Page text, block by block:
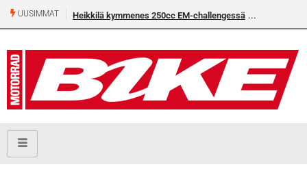
UUSIMMAT Heikkilä kymmenes 250cc EM-challengessä